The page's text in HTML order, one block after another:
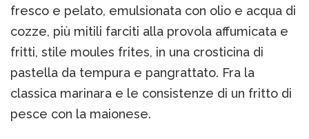
fresco e pelato, emulsionata con olio e acqua di
cozze, più mitili farciti alla provola affumicata e
fritti, stile moules frites, in una crosticina di
pastella da tempura e pangrattato. Fra la
classica marinara e le consistenze di un fritto di
pesce con la maionese.